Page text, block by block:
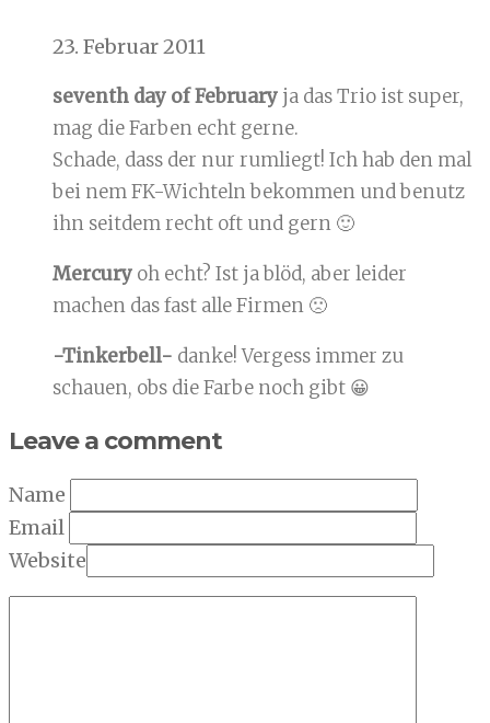
23. Februar 2011
seventh day of February ja das Trio ist super,
mag die Farben echt gerne.
Schade, dass der nur rumliegt! Ich hab den mal
bei nem FK-Wichteln bekommen und benutz
ihn seitdem recht oft und gern 🙂
Mercury oh echt? Ist ja blöd, aber leider
machen das fast alle Firmen 🙁
-Tinkerbell- danke! Vergess immer zu
schauen, obs die Farbe noch gibt 😀
Leave a comment
Name
Email
Website